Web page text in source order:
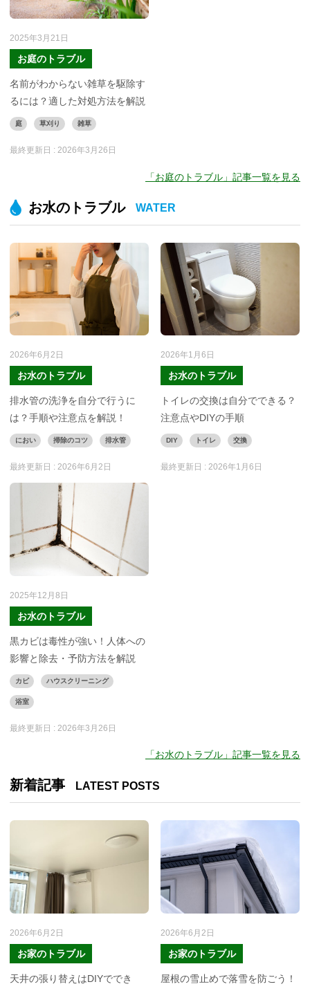
2025年3月21日
お庭のトラブル
名前がわからない雑草を駆除す
るには？適した対処方法を解説
庭 草刈り 雑草
最終更新日 : 2026年3月26日
「お庭のトラブル」記事一覧を見る
お水のトラブル WATER
2026年6月2日
お水のトラブル
排水管の洗浄を自分で行うに
は？手順や注意点を解説！
におい 掃除のコツ 排水管
最終更新日 : 2026年6月2日
2026年1月6日
お水のトラブル
トイレの交換は自分でできる？
注意点やDIYの手順
DIY トイレ 交換
最終更新日 :2026年1月6日
2025年12月8日
お水のトラブル
黒カビは毒性が強い！人体への
影響と除去・予防方法を解説
カビ ハウスクリーニング
浴室
最終更新日 : 2026年3月26日
「お水のトラブル」記事一覧を見る
新着記事 LATEST POSTS
2026年6月2日
お家のトラブル
天井の張り替えはDIYででき
2026年6月2日
お家のトラブル
屋根の雪止めで落雪を防ごう！